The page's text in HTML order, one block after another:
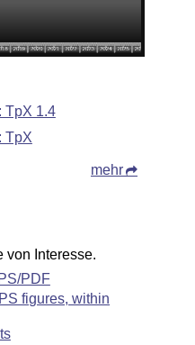
TpX 1.4
TpX
mehr
von Interesse.
PDF
figures, within